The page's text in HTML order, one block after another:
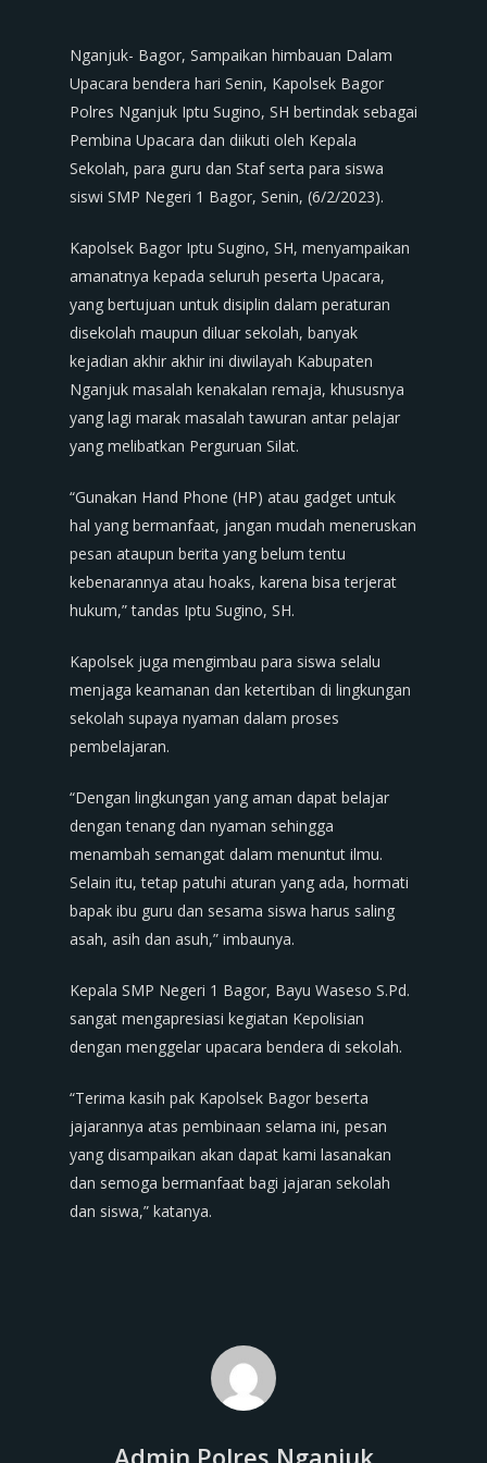
Nganjuk- Bagor, Sampaikan himbauan Dalam
Upacara bendera hari Senin, Kapolsek Bagor
Polres Nganjuk Iptu Sugino, SH bertindak sebagai
Pembina Upacara dan diikuti oleh Kepala
Sekolah, para guru dan Staf serta para siswa
siswi SMP Negeri 1 Bagor, Senin, (6/2/2023).
Kapolsek Bagor Iptu Sugino, SH, menyampaikan
amanatnya kepada seluruh peserta Upacara,
yang bertujuan untuk disiplin dalam peraturan
disekolah maupun diluar sekolah, banyak
kejadian akhir akhir ini diwilayah Kabupaten
Nganjuk masalah kenakalan remaja, khususnya
yang lagi marak masalah tawuran antar pelajar
yang melibatkan Perguruan Silat.
“Gunakan Hand Phone (HP) atau gadget untuk
hal yang bermanfaat, jangan mudah meneruskan
pesan ataupun berita yang belum tentu
kebenarannya atau hoaks, karena bisa terjerat
hukum,” tandas Iptu Sugino, SH.
Kapolsek juga mengimbau para siswa selalu
menjaga keamanan dan ketertiban di lingkungan
sekolah supaya nyaman dalam proses
pembelajaran.
“Dengan lingkungan yang aman dapat belajar
dengan tenang dan nyaman sehingga
menambah semangat dalam menuntut ilmu.
Selain itu, tetap patuhi aturan yang ada, hormati
bapak ibu guru dan sesama siswa harus saling
asah, asih dan asuh,” imbaunya.
Kepala SMP Negeri 1 Bagor, Bayu Waseso S.Pd.
sangat mengapresiasi kegiatan Kepolisian
dengan menggelar upacara bendera di sekolah.
“Terima kasih pak Kapolsek Bagor beserta
jajarannya atas pembinaan selama ini, pesan
yang disampaikan akan dapat kami lasanakan
dan semoga bermanfaat bagi jajaran sekolah
dan siswa,” katanya.
Admin Polres Nganjuk